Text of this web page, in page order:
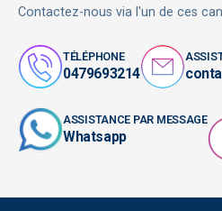
Contactez-nous via l'un de ces
TÉLÉPHONE
0479693214
ASSISTANCE PAR MESSAGE
Whatsapp